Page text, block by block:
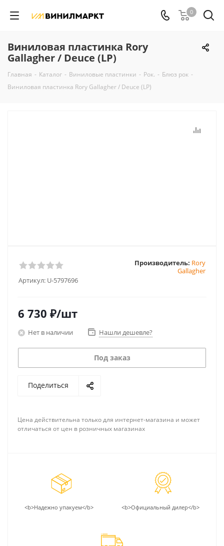
0
Виниловая пластинка Rory
Gallagher / Deuce (LP)
Главная - Каталог - Виниловые пластинки - Рок. - Блюз рок -
Виниловая пластинка Rory Gallagher / Deuce (LP)
Артикул: U-5797696
Производитель: Rory
Gallagher
6 730 ₽/шт
Нет в наличии Нашли дешевле?
Под заказ
Поделиться
Цена действительна только для интернет-магазина и может
отличаться от цен в розничных магазинах
<b>Надежно упакуем</b> <b>Официальный дилер</b>